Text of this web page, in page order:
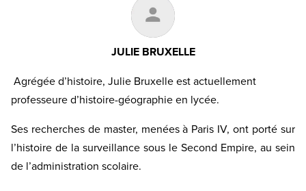
JULIE BRUXELLE
Agrégée d’histoire, Julie Bruxelle est actuellement
professeure d’histoire-géographie en lycée.
Ses recherches de master, menées à Paris IV, ont porté sur
l’histoire de la surveillance sous le Second Empire, au sein
de l’administration scolaire.